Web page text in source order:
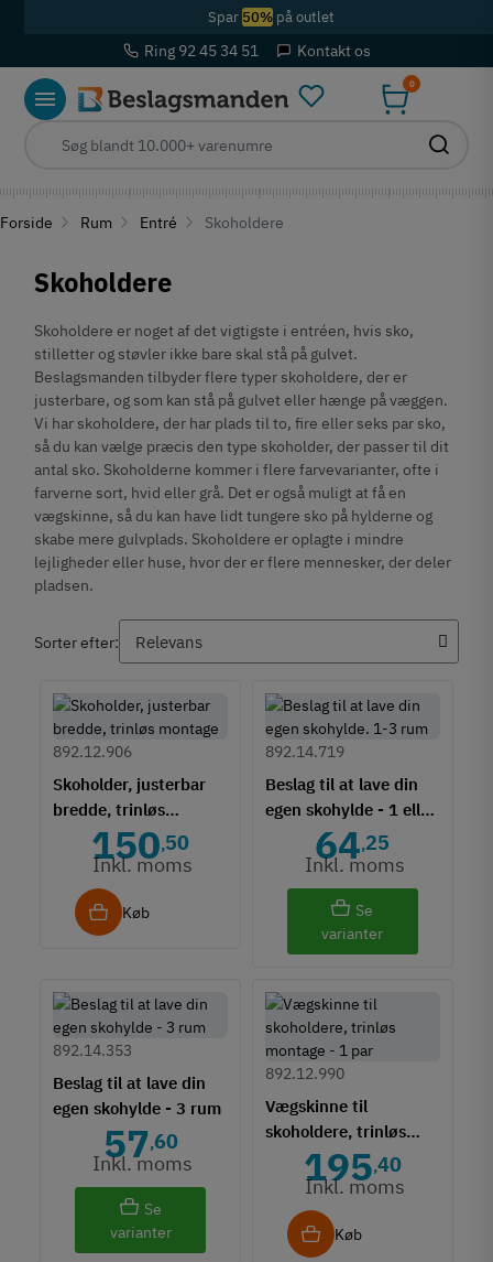
Spar 50%på outlet
Ring 92 45 34 51 Kontakt os
0
Forside Rum Entré Skoholdere
Skoholdere
Skoholdere er noget af det vigtigste i entréen, hvis sko,
stilletter og støvler ikke bare skal stå på gulvet.
Beslagsmanden tilbyder flere typer skoholdere, der er
justerbare, og som kan stå på gulvet eller hænge på væggen.
Vi har skoholdere, der har plads til to, fire eller seks par sko,
så du kan vælge præcis den type skoholder, der passer til dit
antal sko. Skoholderne kommer i flere farvevarianter, ofte i
farverne sort, hvid eller grå. Det er også muligt at få en
vægskinne, så du kan have lidt tungere sko på hylderne og
skabe mere gulvplads. Skoholdere er oplagte i mindre
lejligheder eller huse, hvor der er flere mennesker, der deler
pladsen.
Sorter efter:
Skoholder, justerbar
bredde, trinløs
montage
892.12.906
150,50
Inkl. moms
Køb
Beslag til at lave din
egen skohylde - 1 eller
892.14.719
64,25
Inkl. moms
Se
varianter
Beslag til at lave din
egen skohylde - 3 rum
892.14.353
57,60
Inkl. moms
Se
varianter
Vægskinne til
skoholdere, trinløs
montage - 1 par
892.12.990
195,40
Inkl. moms
Køb